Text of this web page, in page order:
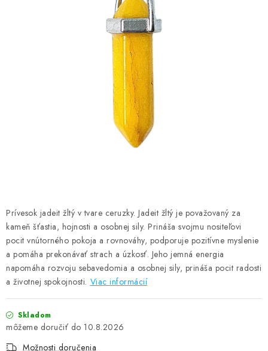
Poradňa
Ako nakupovať
Podmienky ochrany osobných údajov
Certifikáty
Prívesok jadeit žltý v tvare ceruzky. Jadeit žltý je považovaný za
kameň šťastia, hojnosti a osobnej sily. Prináša svojmu nositeľovi
pocit vnútorného pokoja a rovnováhy, podporuje pozitívne myslenie
a pomáha prekonávať strach a úzkosť. Jeho jemná energia
napomáha rozvoju sebavedomia a osobnej sily, prináša pocit radosti
a životnej spokojnosti. Viac informácií
Skladom
10.8.2026
Možnosti doručenia